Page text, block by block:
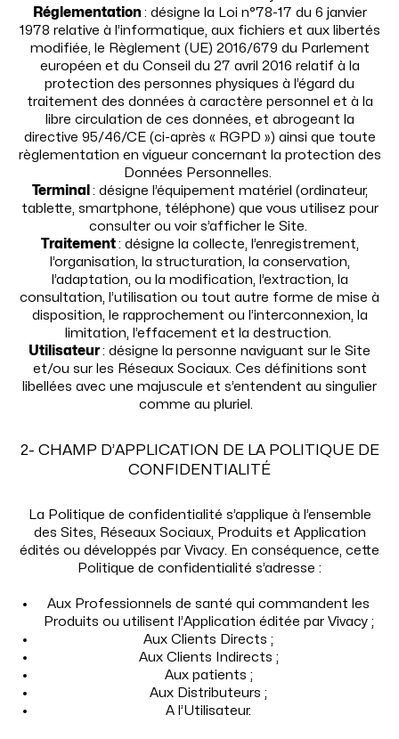
Réglementation : désigne la Loi n°78-17 du 6 janvier
1978 relative à l’informatique, aux fichiers et aux libertés
modifiée, le Règlement (UE) 2016/679 du Parlement
européen et du Conseil du 27 avril 2016 relatif à la
protection des personnes physiques à l’égard du
traitement des données à caractère personnel et à la
libre circulation de ces données, et abrogeant la
directive 95/46/CE (ci-après « RGPD ») ainsi que toute
règlementation en vigueur concernant la protection des
Données Personnelles.
Terminal : désigne l’équipement matériel (ordinateur,
tablette, smartphone, téléphone) que vous utilisez pour
consulter ou voir s’afficher le Site.
Traitement : désigne la collecte, l’enregistrement,
l’organisation, la structuration, la conservation,
l’adaptation, ou la modification, l’extraction, la
consultation, l’utilisation ou tout autre forme de mise à
disposition, le rapprochement ou l’interconnexion, la
limitation, l’effacement et la destruction.
Utilisateur: désigne la personne naviguant sur le Site
et/ou sur les Réseaux Sociaux. Ces définitions sont
libellées avec une majuscule et s’entendent au singulier
comme au pluriel.
2- CHAMP D’APPLICATION DE LA POLITIQUE DE
CONFIDENTIALITÉ
La Politique de confidentialité s’applique à l’ensemble
des Sites, Réseaux Sociaux, Produits et Application
édités ou développés par Vivacy. En conséquence, cette
Politique de confidentialité s’adresse :
Aux Professionnels de santé qui commandent les
Produits ou utilisent l’Application éditée par Vivacy ;
Aux Clients Directs ;
Aux Clients Indirects ;
Aux patients ;
Aux Distributeurs ;
A l’Utilisateur.